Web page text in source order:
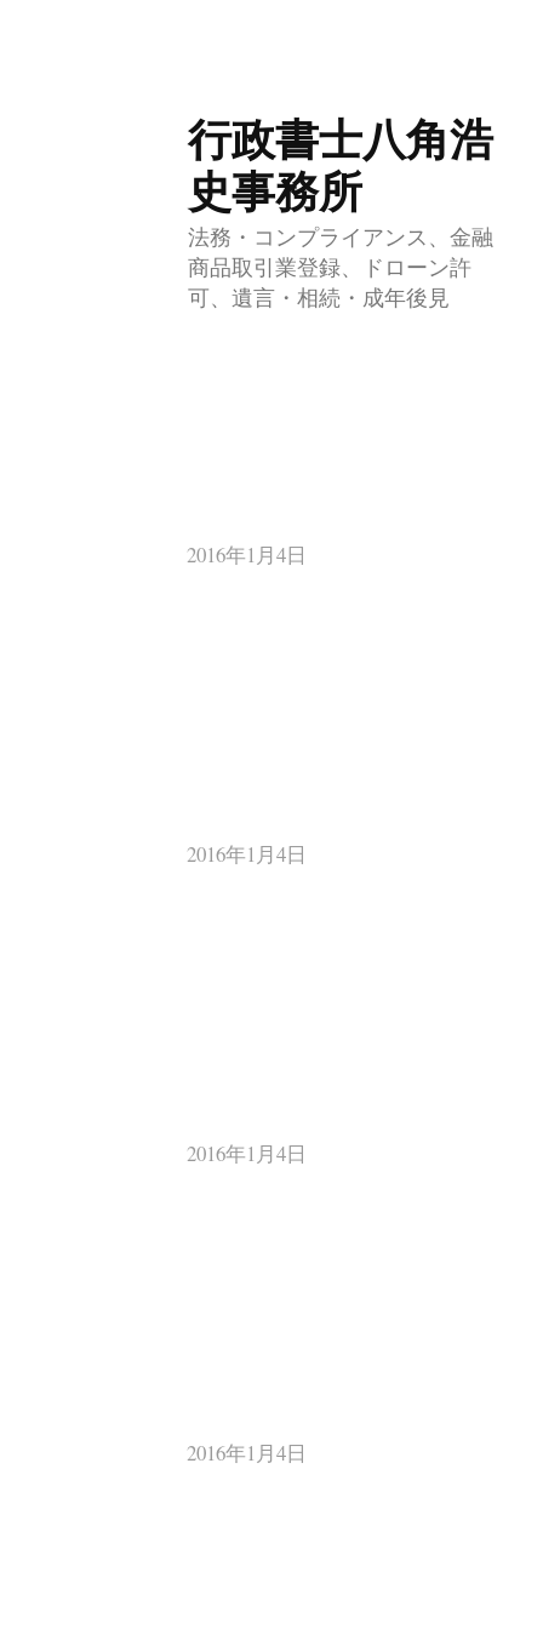
ン
テ
ン
ツ
へ
行政書士八角浩
史事務所
法務・コンプライアンス、金融
商品取引業登録、ドローン許
可、遺言・相続・成年後見
2016年1月4日
2016年1月4日
2016年1月4日
2016年1月4日